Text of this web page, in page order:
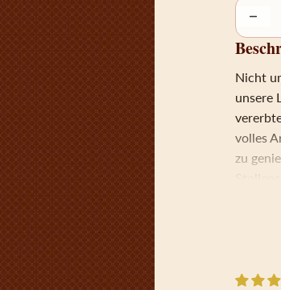
Nicht
unsere
volles
zu
Milch